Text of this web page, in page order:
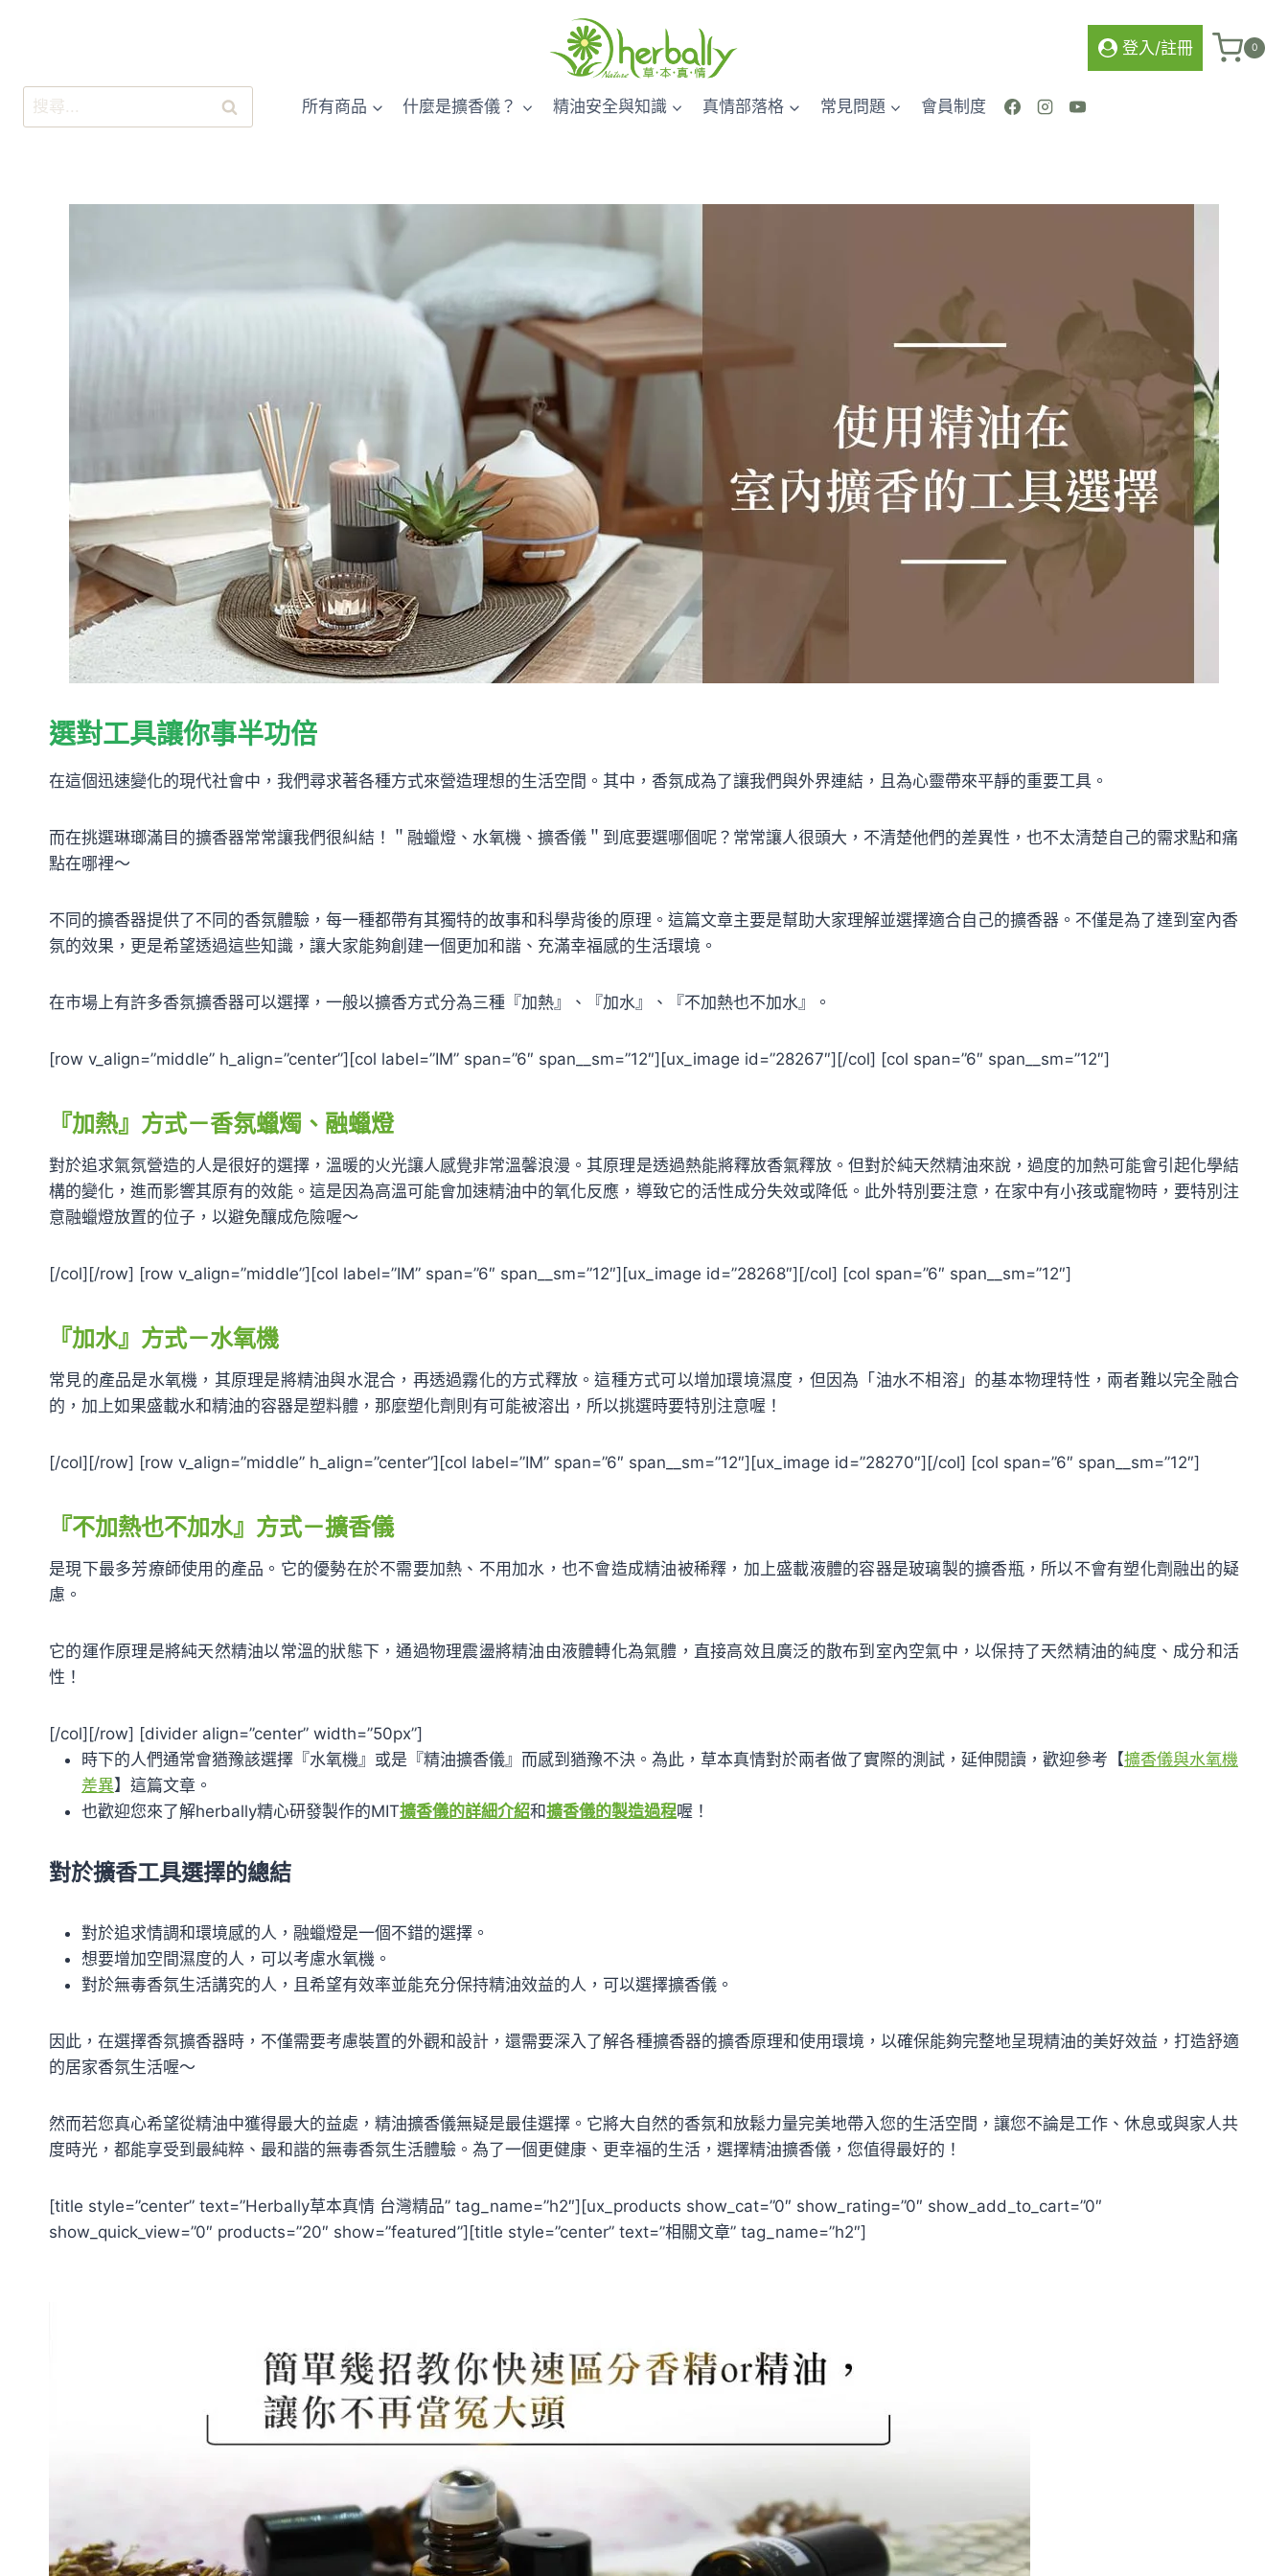
登入/註冊 0
搜
尋
所有商品 什麼是擴香儀？ 精油安全與知識 真情部落格 常見問題 會員制度
選對工具讓你事半功倍
在這個迅速變化的現代社會中，我們尋求著各種方式來營造理想的生活空間。其中，香氛成為了讓我們與外界連結，且為心靈帶來平靜的重要工具。
而在挑選琳瑯滿目的擴香器常常讓我們很糾結！＂融蠟燈、水氧機、擴香儀＂到底要選哪個呢？常常讓人很頭大，不清楚他們的差異性，也不太清楚自己的需求點和痛
點在哪裡～
不同的擴香器提供了不同的香氛體驗，每一種都帶有其獨特的故事和科學背後的原理。這篇文章主要是幫助大家理解並選擇適合自己的擴香器。不僅是為了達到室內香
氛的效果，更是希望透過這些知識，讓大家能夠創建一個更加和諧、充滿幸福感的生活環境。
在市場上有許多香氛擴香器可以選擇，一般以擴香方式分為三種『加熱』、『加水』、『不加熱也不加水』。
[row v_align=”middle” h_align=”center”][col label=”IM” span=”6″ span__sm=”12″][ux_image id=”28267″][/col] [col span=”6″ span__sm=”12″]
『加熱』方式－香氛蠟燭、融蠟燈
對於追求氣氛營造的人是很好的選擇，溫暖的火光讓人感覺非常溫馨浪漫。其原理是透過熱能將釋放香氣釋放。但對於純天然精油來說，過度的加熱可能會引起化學結
構的變化，進而影響其原有的效能。這是因為高溫可能會加速精油中的氧化反應，導致它的活性成分失效或降低。此外特別要注意，在家中有小孩或寵物時，要特別注
意融蠟燈放置的位子，以避免釀成危險喔～
[/col][/row] [row v_align=”middle”][col label=”IM” span=”6″ span__sm=”12″][ux_image id=”28268″][/col] [col span=”6″ span__sm=”12″]
『加水』方式－水氧機
常見的產品是水氧機，其原理是將精油與水混合，再透過霧化的方式釋放。這種方式可以增加環境濕度，但因為「油水不相溶」的基本物理特性，兩者難以完全融合
的，加上如果盛載水和精油的容器是塑料體，那麼塑化劑則有可能被溶出，所以挑選時要特別注意喔！
[/col][/row] [row v_align=”middle” h_align=”center”][col label=”IM” span=”6″ span__sm=”12″][ux_image id=”28270″][/col] [col span=”6″ span__sm=”12″]
『不加熱也不加水』方式－擴香儀
是現下最多芳療師使用的產品。它的優勢在於不需要加熱、不用加水，也不會造成精油被稀釋，加上盛載液體的容器是玻璃製的擴香瓶，所以不會有塑化劑融出的疑
慮。
它的運作原理是將純天然精油以常溫的狀態下，通過物理震盪將精油由液體轉化為氣體，直接高效且廣泛的散布到室內空氣中，以保持了天然精油的純度、成分和活
性！
[/col][/row] [divider align=”center” width=”50px”]
時下的人們通常會猶豫該選擇『水氧機』或是『精油擴香儀』而感到猶豫不決。為此，草本真情對於兩者做了實際的測試，延伸閱讀，歡迎參考【擴香儀與水氧機
差異】這篇文章。
也歡迎您來了解herbally精心研發製作的MIT擴香儀的詳細介紹和擴香儀的製造過程喔！
對於擴香工具選擇的總結
對於追求情調和環境感的人，融蠟燈是一個不錯的選擇。
想要增加空間濕度的人，可以考慮水氧機。
對於無毒香氛生活講究的人，且希望有效率並能充分保持精油效益的人，可以選擇擴香儀。
因此，在選擇香氛擴香器時，不僅需要考慮裝置的外觀和設計，還需要深入了解各種擴香器的擴香原理和使用環境，以確保能夠完整地呈現精油的美好效益，打造舒適
的居家香氛生活喔～
然而若您真心希望從精油中獲得最大的益處，精油擴香儀無疑是最佳選擇。它將大自然的香氛和放鬆力量完美地帶入您的生活空間，讓您不論是工作、休息或與家人共
度時光，都能享受到最純粹、最和諧的無毒香氛生活體驗。為了一個更健康、更幸福的生活，選擇精油擴香儀，您值得最好的！
[title style=”center” text=”Herbally草本真情 台灣精品” tag_name=”h2″][ux_products show_cat=”0″ show_rating=”0″ show_add_to_cart=”0″
show_quick_view=”0″ products=”20″ show=”featured”][title style=”center” text=”相關文章” tag_name=”h2″]